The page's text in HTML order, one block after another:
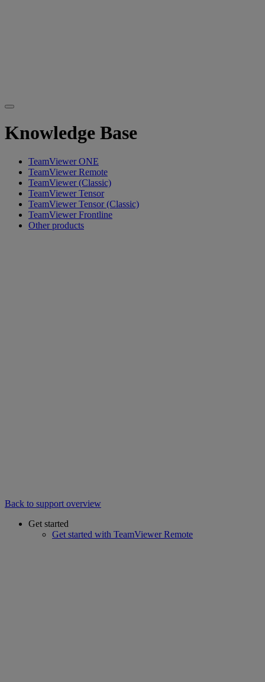
Knowledge Base
TeamViewer ONE
TeamViewer Remote
TeamViewer (Classic)
TeamViewer Tensor
TeamViewer Tensor (Classic)
TeamViewer Frontline
Other products
Back to support overview
Get started
Get started with TeamViewer Remote